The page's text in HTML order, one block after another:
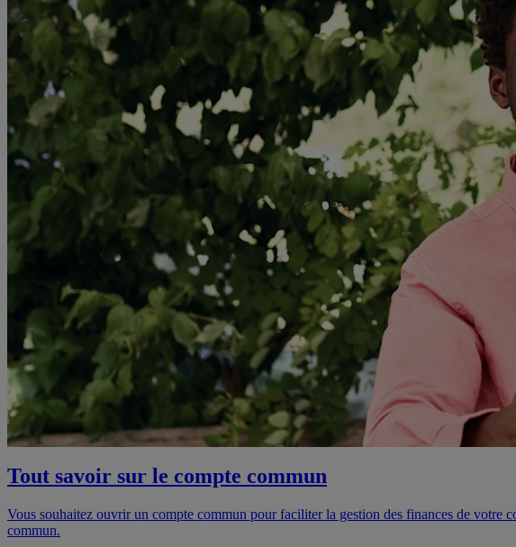
Tout savoir sur le compte commun
Vous souhaitez ouvrir un compte commun pour faciliter la gestion des finances de
commun.